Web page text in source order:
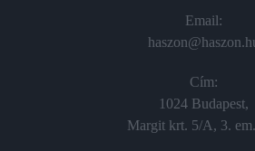
Email:
Cím:
1024 Budapest,
Margit krt. 5/A, 3.